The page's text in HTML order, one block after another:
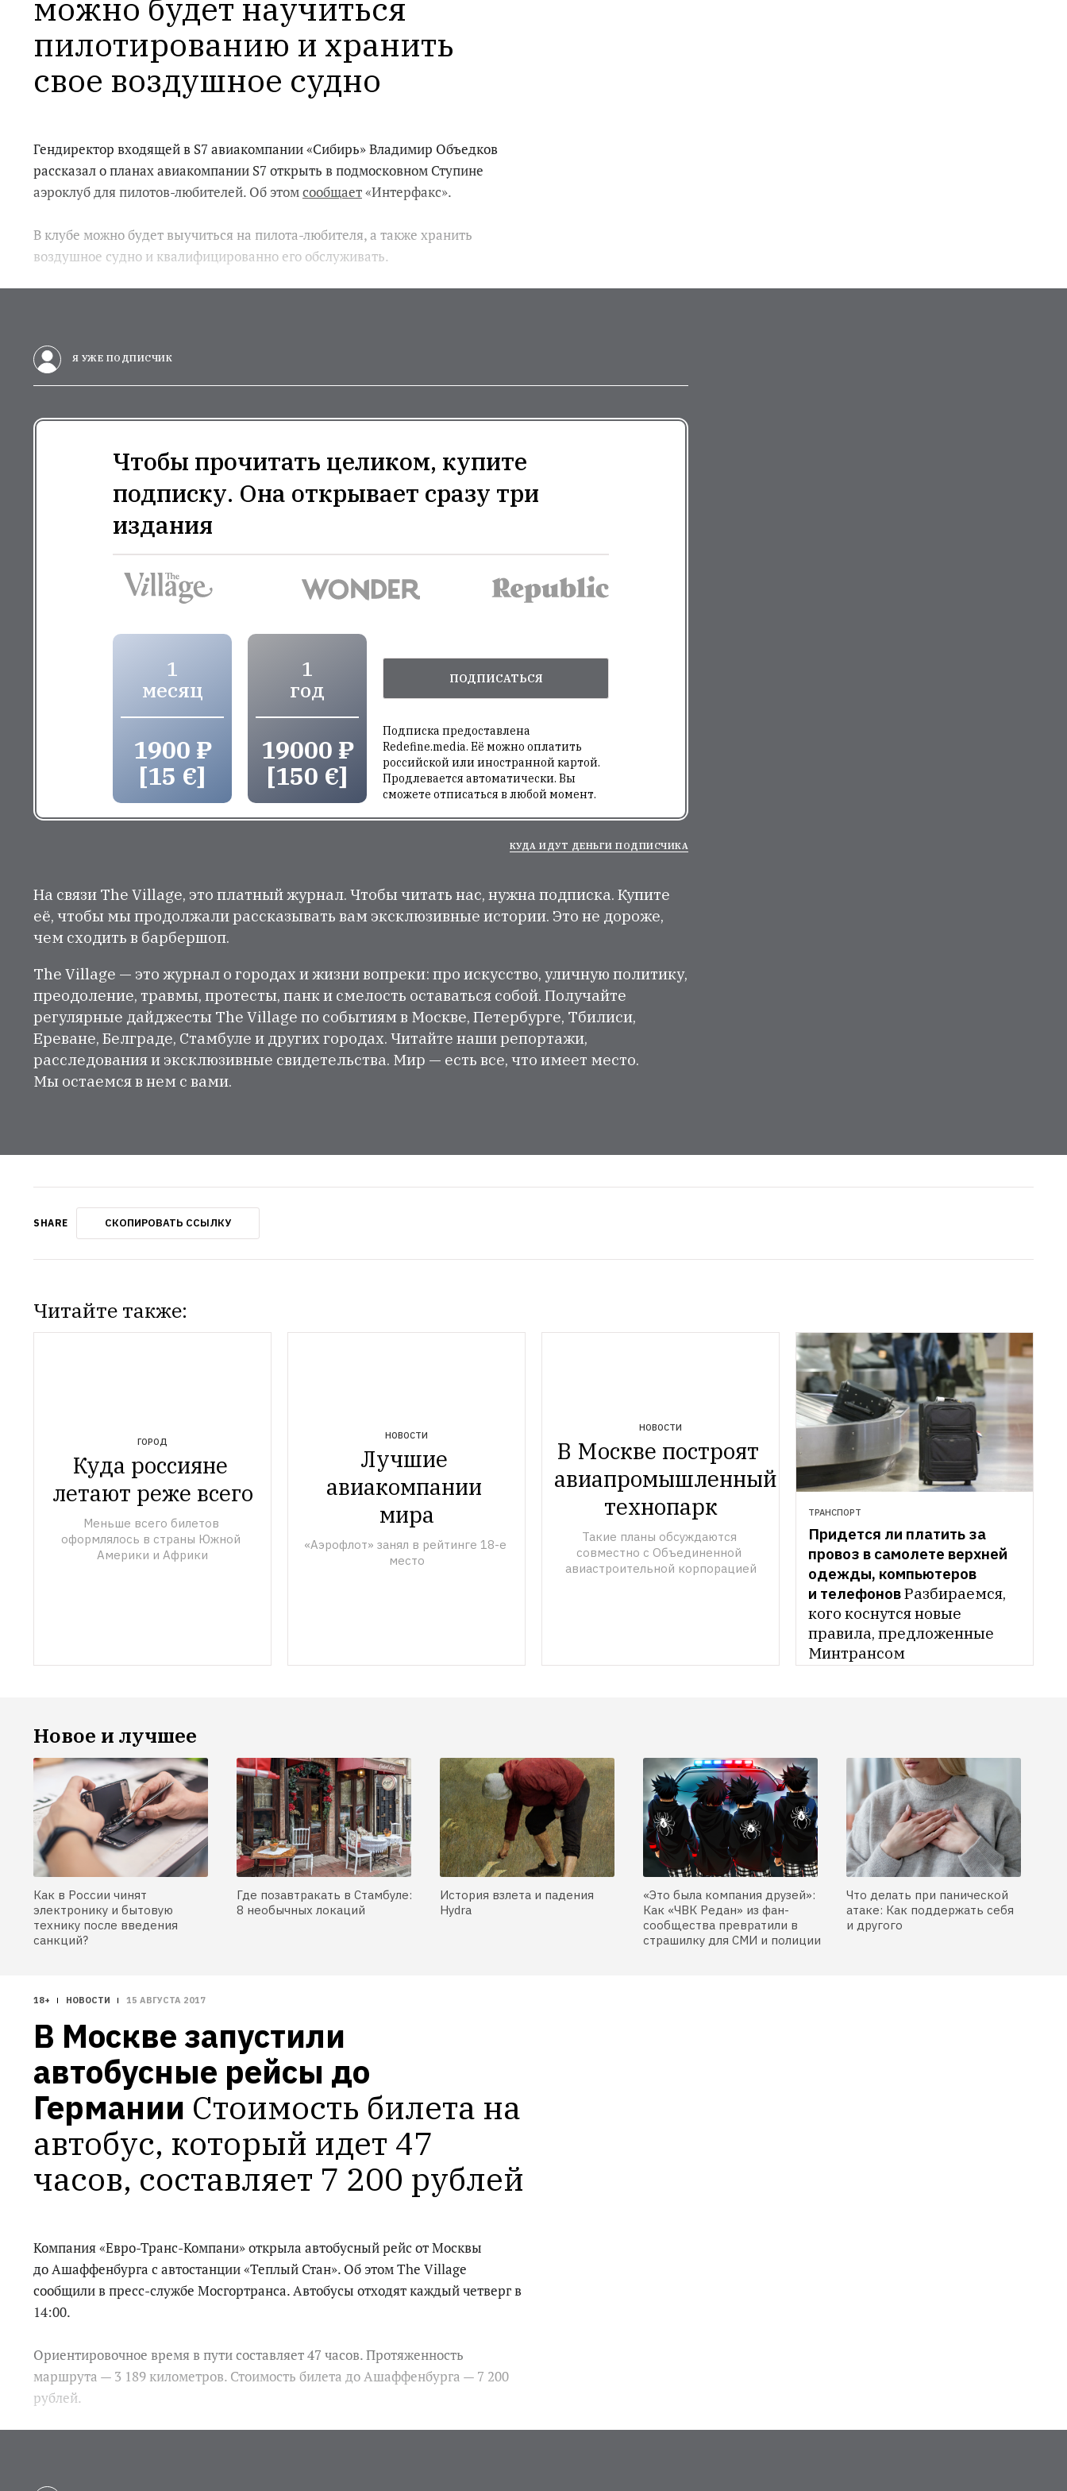
можно будет научиться
пилотированию и хранить
свое воздушное судно
Гендиректор входящей в S7 авиакомпании «Сибирь» Владимир Объедков
рассказал о планах авиакомпании S7 открыть в подмосковном Ступине
аэроклуб для пилотов-любителей. Об этомсообщает«Интерфакс».
В клубе можно будет выучиться на пилота-любителя, а также хранить
воздушное судно и квалифицированно его обслуживать.
Я УЖЕ ПОДПИСЧИК
Чтобы прочитать целиком, купите
подписку. Она открывает сразу три
издания
1
месяц
1900 ₽
[15 €]
1
год
19000 ₽
[150 €]
ПОДПИСАТЬСЯ
Подписка предоставлена
Redefine.media. Её можно оплатить
российской или иностранной картой.
Продлевается автоматически. Вы
сможете отписаться в любой момент.
КУДА ИДУТ ДЕНЬГИ ПОДПИСЧИКА
На связи The Village, это платный журнал. Чтобы читать нас, нужна подписка. Купите
её, чтобы мы продолжали рассказывать вам эксклюзивные истории. Это не дороже,
чем сходить в барбершоп.
The Village — это журнал о городах и жизни вопреки: про искусство, уличную политику,
преодоление, травмы, протесты, панк и смелость оставаться собой. Получайте
регулярные дайджесты The Village по событиям в Москве, Петербурге, Тбилиси,
Ереване, Белграде, Стамбуле и других городах. Читайте наши репортажи,
расследования и эксклюзивные свидетельства. Мир — есть все, что имеет место.
Мы остаемся в нем с вами.
SHARE СКОПИРОВАТЬ ССЫЛКУ
Читайте также:
ГОРОД
Куда россияне
летают реже всего
Меньше всего билетов
оформлялось в страны Южной
Америки и Африки
НОВОСТИ
Лучшие
авиакомпании
мира
«Аэрофлот» занял в рейтинге 18-е
место
НОВОСТИ
В Москве построят
авиапромышленный
технопарк
Такие планы обсуждаются
совместно с Объединенной
авиастроительной корпорацией
ТРАНСПОРТ
Придется ли платить за
провоз в самолете верхней
одежды, компьютеров
и телефоновРазбираемся,
кого коснутся новые
правила, предложенные
Минтрансом
Новое и лучшее
Как в России чинят
электронику и бытовую
технику после введения
санкций?
Где позавтракать в Стамбуле:
8 необычных локаций
История взлета и падения
Hydra
«Это была компания друзей»:
Как «ЧВК Редан» из фан-
сообщества превратили в
страшилку для СМИ и полиции
Что делать при панической
атаке: Как поддержать себя
и другого
18+ НОВОСТИ 15 АВГУСТА 2017
В Москве запустили
автобусные рейсы до
Германии Стоимость билета на
автобус, который идет 47
часов, составляет 7 200 рублей
Компания «Евро-Транс-Компани» открыла автобусный рейс от Москвы
до Ашаффенбурга с автостанции «Теплый Стан». Об этом The Village
сообщили в пресс-службе Мосгортранса. Автобусы отходят каждый четверг в
14:00.
Ориентировочное время в пути составляет 47 часов. Протяженность
маршрута — 3 189 километров. Стоимость билета до Ашаффенбурга — 7 200
рублей.